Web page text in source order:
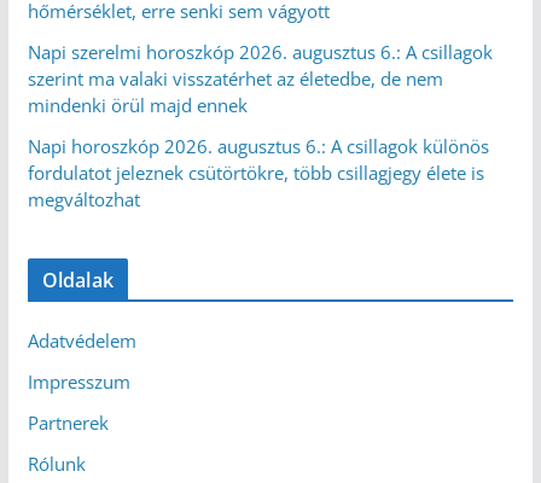
hőmérséklet, erre senki sem vágyott
Napi szerelmi horoszkóp 2026. augusztus 6.: A csillagok
szerint ma valaki visszatérhet az életedbe, de nem
mindenki örül majd ennek
Napi horoszkóp 2026. augusztus 6.: A csillagok különös
fordulatot jeleznek csütörtökre, több csillagjegy élete is
megváltozhat
Oldalak
Adatvédelem
Impresszum
Partnerek
Rólunk